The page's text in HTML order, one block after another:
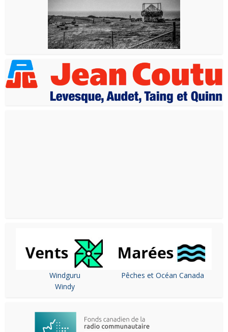
Windguru
Windy
Pêches et Océan Canada